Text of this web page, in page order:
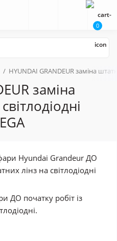
0
HYUNDAI GRANDEUR заміна
заміна
ДО початку робіт із